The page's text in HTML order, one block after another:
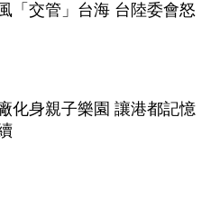
「交管」台海 台陸委會怒
化身親子樂園 讓港都記憶